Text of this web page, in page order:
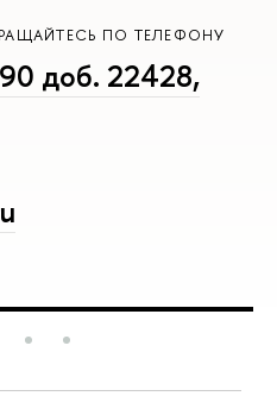
ПО ТЕЛЕФОНУ
доб. 22428,